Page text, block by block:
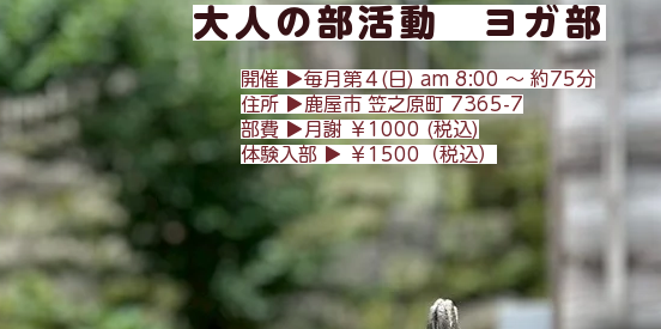
大人の部活動 ヨガ部
開催 ▶︎毎月第４(日) am 8:00 〜 約75分
​住所 ▶︎鹿屋市 笠之原町 7365-7
​部費 ▶︎月謝 ￥1000 (税込)
体験入部 ▶︎ ￥1500（税込）